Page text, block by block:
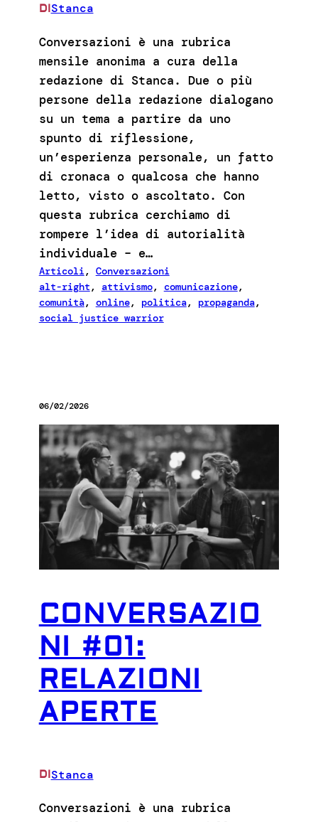
DIStanca
Conversazioni è una rubrica
mensile anonima a cura della
redazione di Stanca. Due o più
persone della redazione dialogano
su un tema a partire da uno
spunto di riflessione,
un’esperienza personale, un fatto
di cronaca o qualcosa che hanno
letto, visto o ascoltato. Con
questa rubrica cerchiamo di
rompere l’idea di autorialità
individuale – e…
Articoli , Conversazioni
alt-right , attivismo, comunicazione
comunità, online, politica, propaganda
social justice warrior
06/02/2026
CONVERSAZIO
NI #01:
RELAZIONI
APERTE
DIStanca
Conversazioni è una rubrica